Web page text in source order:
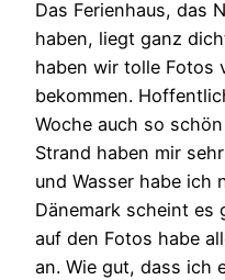
Das Ferienhaus, das
haben, liegt ganz
haben wir tolle Fotos
bekommen.
Woche auch so
Strand haben mir
und Wasser habe ich
Dänemark scheint es
auf den Fotos habe
an. Wie gut, dass ich